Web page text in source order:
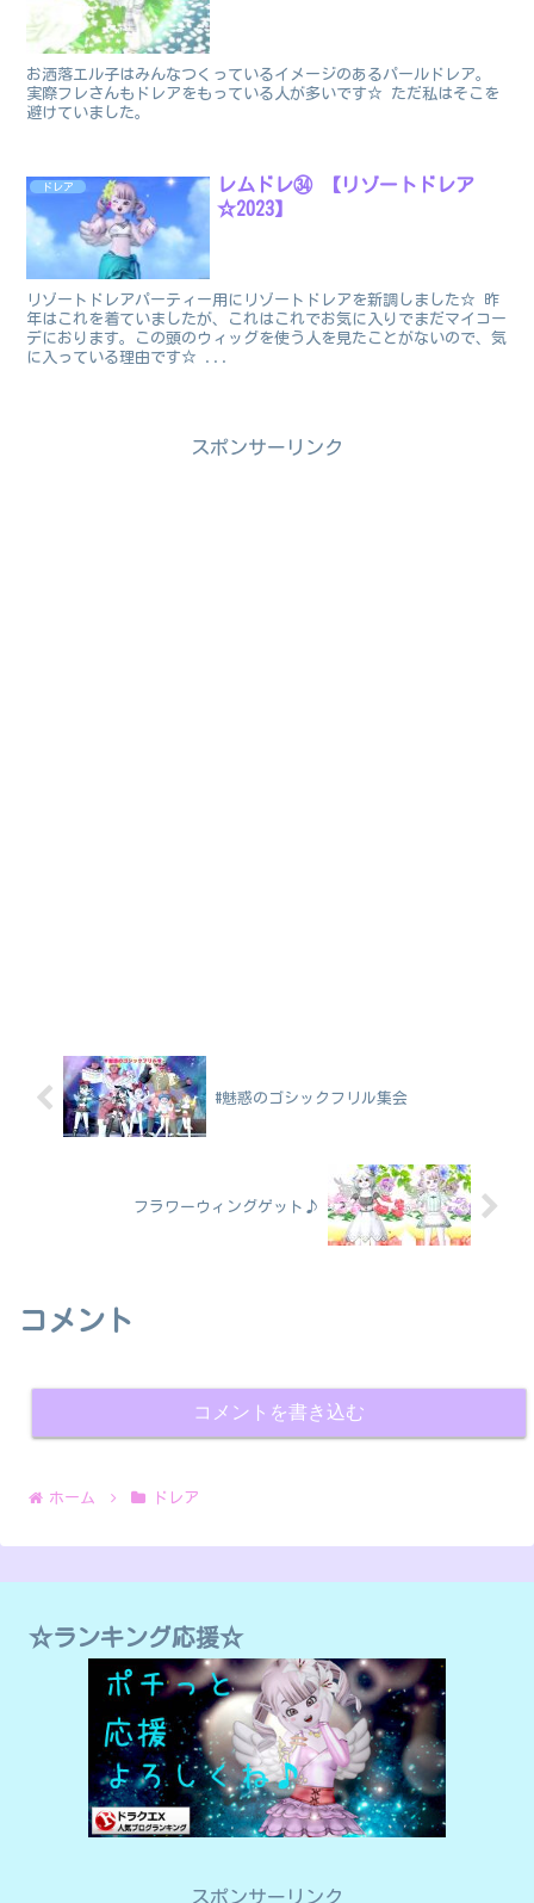
お洒落エル子はみんなつくっているイメージのあるパールドレア。
実際フレさんもドレアをもっている人が多いです☆ ただ私はそこを
避けていました。
ドレア
レムドレ㉞ 【リゾートドレア
☆2023】
リゾートドレアパーティー用にリゾートドレアを新調しました☆ 昨
年はこれを着ていましたが、これはこれでお気に入りでまだマイコー
デにおります。この頭のウィッグを使う人を見たことがないので、気
に入っている理由です☆ ...
スポンサーリンク
#魅惑のゴシックフリル集会
フラワーウィングゲット♪
コメント
コメントを書き込む
ホーム ドレア
☆ランキング応援☆
スポンサーリンク